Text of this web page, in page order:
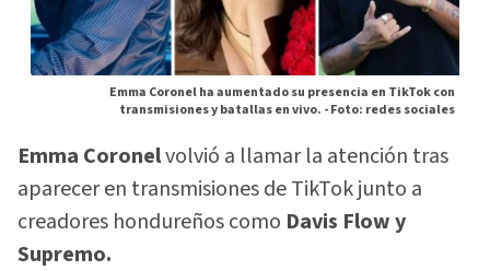
Emma Coronel ha aumentado su presencia en TikTok con
transmisiones y batallas en vivo. -Foto: redes sociales
Emma Coronelvolvió a llamar la atención tras
aparecer en transmisiones de TikTok junto a
creadores hondureños como Davis Flow y
Supremo.